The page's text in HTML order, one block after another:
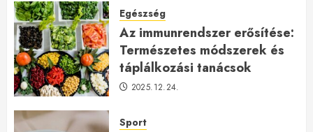
Egészség
Az immunrendszer erősítése:
Természetes módszerek és
táplálkozási tanácsok
2025.12.24.
Sport